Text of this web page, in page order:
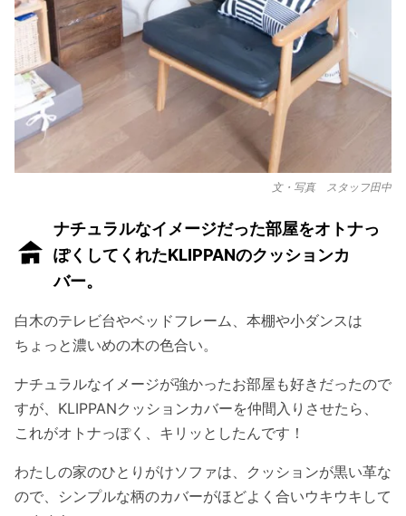
文・写真 スタッフ田中
ナチュラルなイメージだった部屋をオトナっ
ぽくしてくれたKLIPPANのクッションカ
バー。
白木のテレビ台やベッドフレーム、本棚や小ダンスは
ちょっと濃いめの木の色合い。
ナチュラルなイメージが強かったお部屋も好きだったので
すが、KLIPPANクッションカバーを仲間入りさせたら、
これがオトナっぽく、キリッとしたんです！
わたしの家のひとりがけソファは、クッションが黒い革な
ので、シンプルな柄のカバーがほどよく合いウキウキして